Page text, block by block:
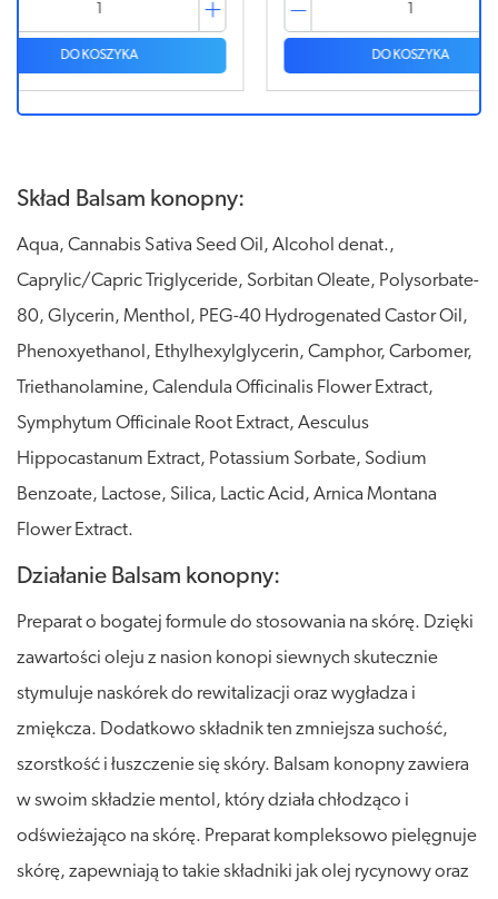
Skład Balsam konopny:
Aqua, Cannabis Sativa Seed Oil, Alcohol denat.,
Caprylic/Capric Triglyceride, Sorbitan Oleate, Polysorbate-
80, Glycerin, Menthol, PEG-40 Hydrogenated Castor Oil,
Phenoxyethanol, Ethylhexylglycerin, Camphor, Carbomer,
Triethanolamine, Calendula Officinalis Flower Extract,
Symphytum Officinale Root Extract, Aesculus
Hippocastanum Extract, Potassium Sorbate, Sodium
Benzoate, Lactose, Silica, Lactic Acid, Arnica Montana
Flower Extract.
Działanie Balsam konopny:
Preparat o bogatej formule do stosowania na skórę. Dzięki
zawartości oleju z nasion konopi siewnych skutecznie
stymuluje naskórek do rewitalizacji oraz wygładza i
zmiękcza. Dodatkowo składnik ten zmniejsza suchość,
szorstkość i łuszczenie się skóry. Balsam konopny zawiera
w swoim składzie mentol, który działa chłodząco i
odświeżająco na skórę. Preparat kompleksowo pielęgnuje
skórę, zapewniają to takie składniki jak olej rycynowy oraz